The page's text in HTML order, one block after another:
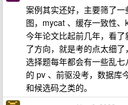
案例其实还好，主要筛了
图，mycat 、缓存一致性、
今年论文比起前几年，看
了方向，就是考的点太细了
选择题每年都会有一些乱
的 pv 、前驱没考，数据库
和候选码之类的。